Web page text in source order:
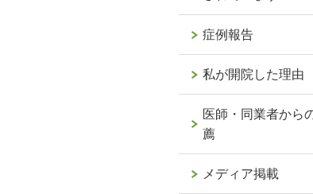
症例報告
私が開院した理由
医師・同業者から
薦
メディア掲載